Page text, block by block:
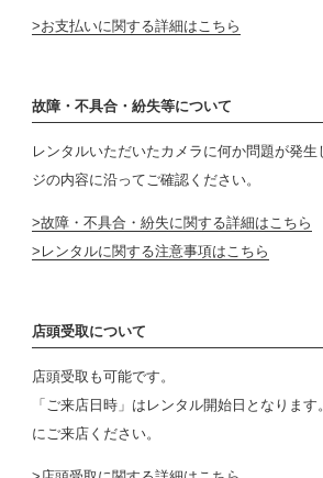
お支払いに関する詳細はこちら
故障・不具合・紛失等について
レンタルいただいたカメラに何か問題が発生
ジの内容に沿ってご確認ください。
故障・不具合・紛失に関する詳細はこちら
レンタルに関する注意事項はこちら
店頭受取について
店頭受取も可能です。
「ご来店日時」はレンタル開始日となりま
にご来店ください。